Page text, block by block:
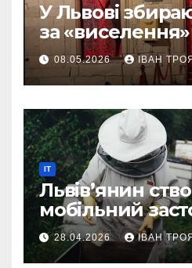
У Львові
за
із центру міста
08.05.2026 ІВАН
IT
Львів’янин
мобільний
асистентом
28.04.2026 ІВАН